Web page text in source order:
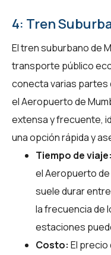
4: Tren
El tren suburbano de
transporte público
conecta varias partes
el Aeropuerto de
extensa y frecuente,
una opción rápida y
Tiempo de viaje:
el Aeropuerto
suele durar
la frecuencia de
estaciones
Costo: El precio